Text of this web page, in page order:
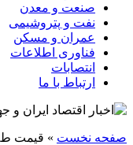
صنعت و معدن
نفت و پتروشیمی
عمران و مسکن
فناوری اطلاعات
انتصابات
ارتباط با ما
صفحه نخست » قیمت